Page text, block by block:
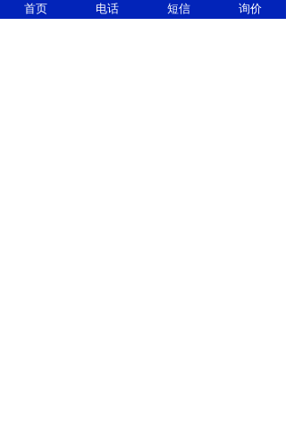
首页 电话 短信 询价